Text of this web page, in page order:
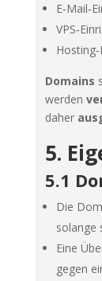
Domains
werden
daher
5.
5.1
Die
solange
Eine
gegen